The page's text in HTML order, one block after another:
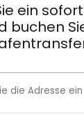
ein
buchen